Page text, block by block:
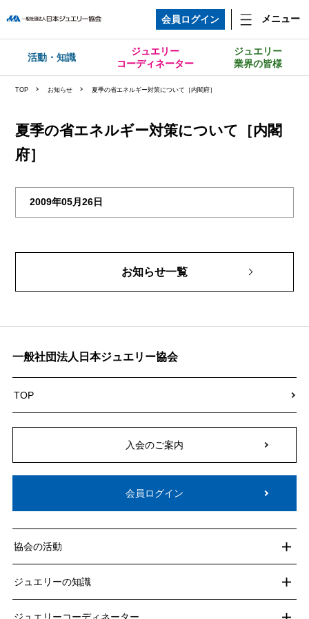
会員ログイン メニュー
活動・知識
ジュエリー
コーディネーター
ジュエリー
業界の皆様
TOP お知らせ 夏季の省エネルギー対策について［内閣府］
夏季の省エネルギー対策について［内閣
府］
2009年05月26日
お知らせ一覧
一般社団法人日本ジュエリー協会
TOP
入会のご案内
会員ログイン
協会の活動
ジュエリーの知識